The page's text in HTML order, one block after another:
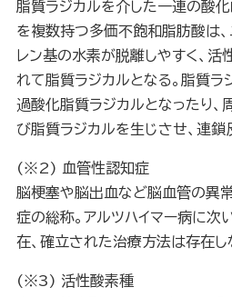
脂質ラジカルを介した一連の酸
を複数持つ多価不飽和脂肪酸は
レン基の水素が脱離しやすく、
れて脂質ラジカルとなる。脂質ラ
過酸化脂質ラジカルとなったり
び脂質ラジカルを生じさせ、連鎖
(※2) 血管性認知症
脳梗塞や脳出血など脳血管の異
症の総称。アルツハイマー病に次
在、確立された治療方法は存在し
(※3) 活性酸素種